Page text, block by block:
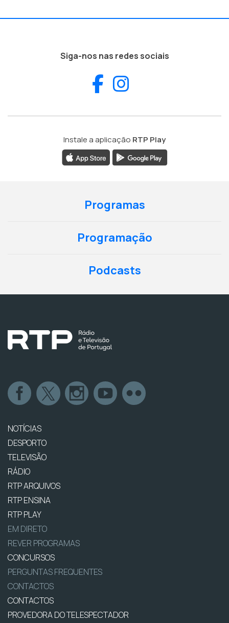
Siga-nos nas redes sociais
Facebook
Instale a aplicação RTP Play
Programas
Programação
Podcasts
NOTÍCIAS
DESPORTO
TELEVISÃO
RÁDIO
RTP ARQUIVOS
RTP ENSINA
RTP PLAY
EM DIRETO
REVER PROGRAMAS
CONCURSOS
PERGUNTAS FREQUENTES
CONTACTOS
CONTACTOS
PROVEDORA DO TELESPECTADOR